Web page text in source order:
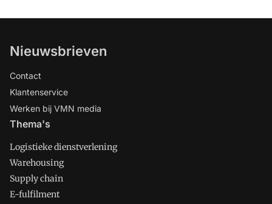
Nieuwsbrieven
Contact
Klantenservice
Werken bij VMN media
Thema's
Logistieke dienstverlening
Warehousing
Supply chain
E-fulfilment